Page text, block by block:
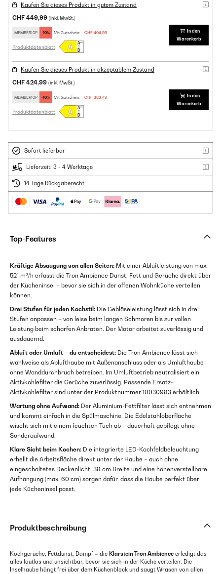
Kaufen Sie dieses Produkt in gutem Zustand
CHF 449,99 (inkl. MwSt.)
MEMBER10P -10% Mit Gutschein: CHF 404,99
Produktdatenblatt
In den
Warenkorb
Kaufen Sie dieses Produkt in akzeptablem Zustand
CHF 424,99 (inkl. MwSt.)
MEMBER10P -10% Mit Gutschein: CHF 382,49
Produktdatenblatt
In den
Warenkorb
Sofort lieferbar
Lieferzeit: 3 - 4 Werktage
14 Tage Rückgaberecht
Top-Features
Kräftige Absaugung von allen Seiten: Mit einer Abluftleistung von max.
521 m³/h erfasst die Tron Ambience Dunst, Fett und Gerüche direkt über
der Kücheninsel – bevor sie sich in der offenen Wohnküche verteilen
können.
Drei Stufen für jeden Kochstil: Die Gebläseleistung lässt sich in drei
Stufen anpassen – von leise beim langen Schmoren bis zur vollen
Leistung beim scharfen Anbraten. Der Motor arbeitet zuverlässig und
ausdauernd.
Abluft oder Umluft – du entscheidest: Die Tron Ambience lässt sich
wahlweise als Ablufthaube mit Außenanschluss oder als Umlufthaube
ohne Wanddurchbruch betreiben. Im Umluftbetrieb neutralisiert ein
Aktivkohlefilter die Gerüche zuverlässig. Passende Ersatz-
Aktivkohlefilter sind unter der Produktnummer 10030983 erhältlich.
Wartung ohne Aufwand: Der Aluminium-Fettfilter lässt sich entnehmen
und kommt einfach in die Spülmaschine. Die Edelstahloberfläche
wischt sich mit einem feuchten Tuch ab – dauerhaft gepflegt ohne
Sonderaufwand.
Klare Sicht beim Kochen: Die integrierte LED-Kochfeldbeleuchtung
erhellt die Arbeitsfläche direkt unter der Haube – auch ohne
eingeschaltetes Deckenlicht. 38 cm Breite und eine höhenverstellbare
Aufhängung (max. 60 cm) sorgen dafür, dass die Haube perfekt über
jede Kücheninsel passt.
Produktbeschreibung
Kochgerüche, Fettdunst, Dampf – die Klarstein Tron Ambience erledigt das
alles lautlos und unsichtbar, bevor sie sich in der Küche verteilen. Die
Inselhaube hängt frei über dem Küchenblock und saugt Wrasen von allen